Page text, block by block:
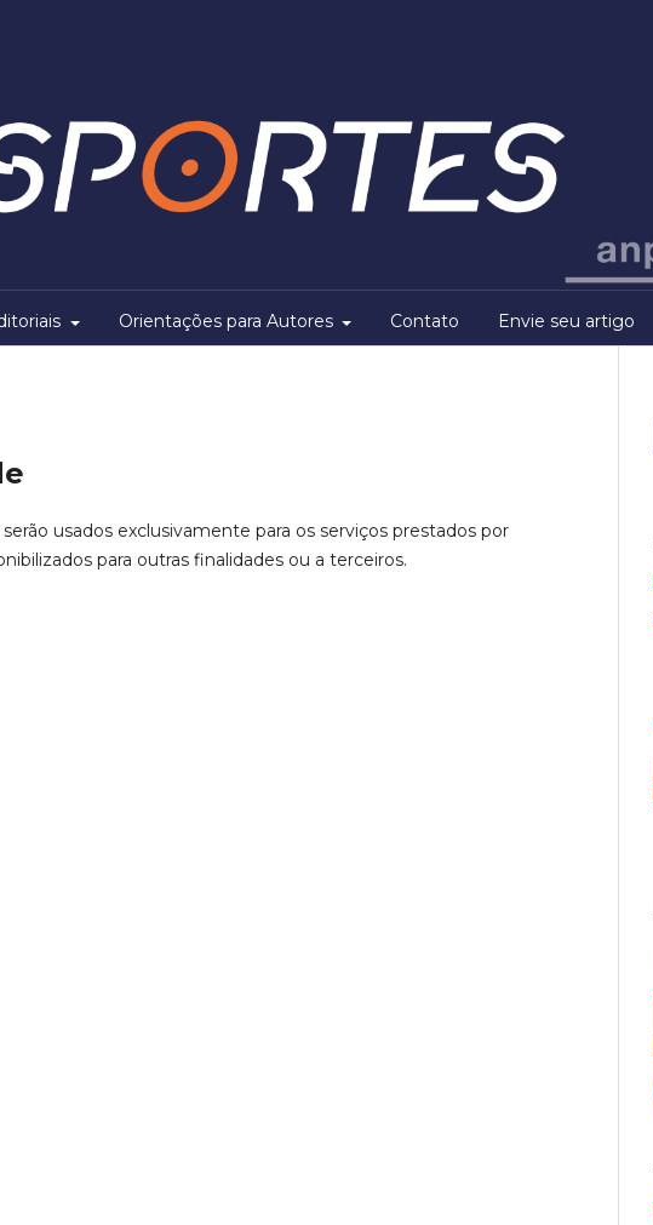
Orientações para Autores Contato Envie seu artigo
usados exclusivamente para os serviços prestados por
para outras finalidades ou a terceiros.